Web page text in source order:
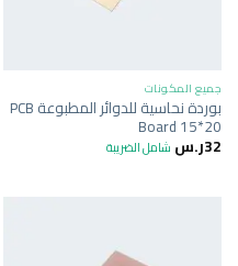
جميع المكونات
بوردة نحاسية للدوائر المطبوعة PCB
Board 15*20
32ر.س شامل الضريبة